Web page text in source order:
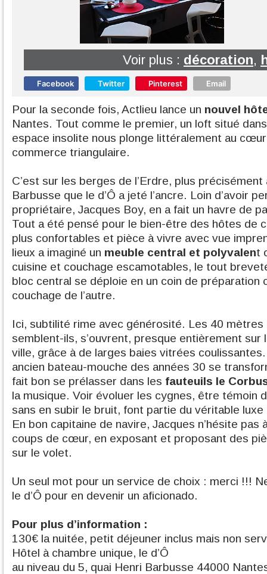
Voir plus : décoration,
Facebook Twitter Pinterest Email
Pour la seconde fois, Actlieu lance un nouvel
Nantes. Tout comme le premier, un loft situé
espace insolite nous plonge littéralement au cœur
commerce triangulaire.
C’est sur les berges de l’Erdre, plus
Barbusse que le d’Ô a jeté l’ancre. Loin d’avoir
propriétaire, Jacques Boy, en a fait un havre de
Tout a été pensé pour le bien-être des hôtes de
plus confortables et pièce à vivre avec vue
lieux a imaginé un meuble central et polyvalent
cuisine et couchage escamotables, le tout
bloc central se déploie en un coin de préparation
couchage de l’autre.
Ici, subtilité rime avec générosité. Les 40
semblent-ils, s’ouvrent, presque entièrement sur
ville, grâce à de larges baies vitrées
ancien bateau-mouche des années 30 se
fait bon se prélasser dans les fauteuils le
la musique. Voir évoluer les cygnes, être témoin
sans en subir le bruit, font partie du véritable
En bon capitaine de navire, Jacques n’hésite pas
coups de cœur, en exposant et proposant des
sur le volet.
Un seul mot pour un service de choix : merci !!!
le d’Ô pour en devenir un aficionado.
Pour plus d’information :
130€ la nuitée, petit déjeuner inclus mais non
Hôtel à chambre unique, le d’Ô
au niveau du 5, quai Henri Barbusse 44000